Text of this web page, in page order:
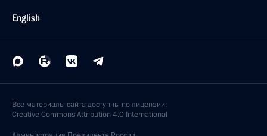
English
Все материалы сайта доступны по лицензии:
Creative Commons Attribution 4.0 International